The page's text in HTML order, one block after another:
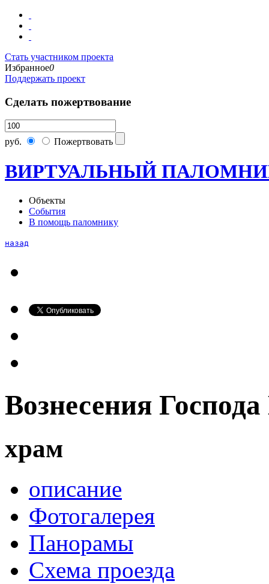
Стать участником проекта
Избранное0
Поддержать проект
Сделать пожертвование
руб. Пожертвовать
ВИРТУАЛЬНЫЙ
Объекты
События
В помощь паломнику
назад
Вознесения
храм
описание
Фотогалерея
Панорамы
Схема проезда